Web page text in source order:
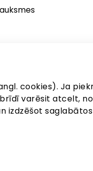
cookies). Ja
brīdī varēsit atcelt,
izdzēšot